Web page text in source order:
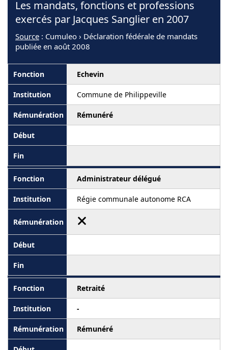
Les mandats, fonctions et professions
exercés par Jacques Sanglier en 2007
Source : Cumuleo › Déclaration fédérale de mandats
publiée en août 2008
Echevin
Commune de Philippeville
Rémunéré
Administrateur délégué
Régie communale autonome RCA
Retraité
-
Rémunéré